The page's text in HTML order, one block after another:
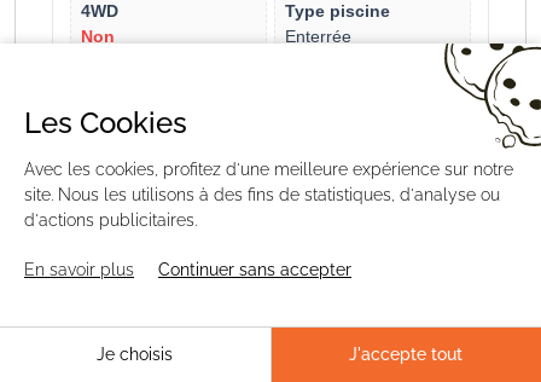
4WD
Non
Type piscine
Enterrée
CNX 40 iQ
🌀 Vortex 📶 iAqualink
CNX
Jusqu’à 12 m
Fond, parois & ligne
Les Cookies
Avec les cookies, profitez d'une meilleure expérience sur notre
site. Nous les utilisons à des fins de statistiques, d'analyse ou
d'actions publicitaires.
En savoir plus Continuer sans accepter
Je choisis J'accepte tout